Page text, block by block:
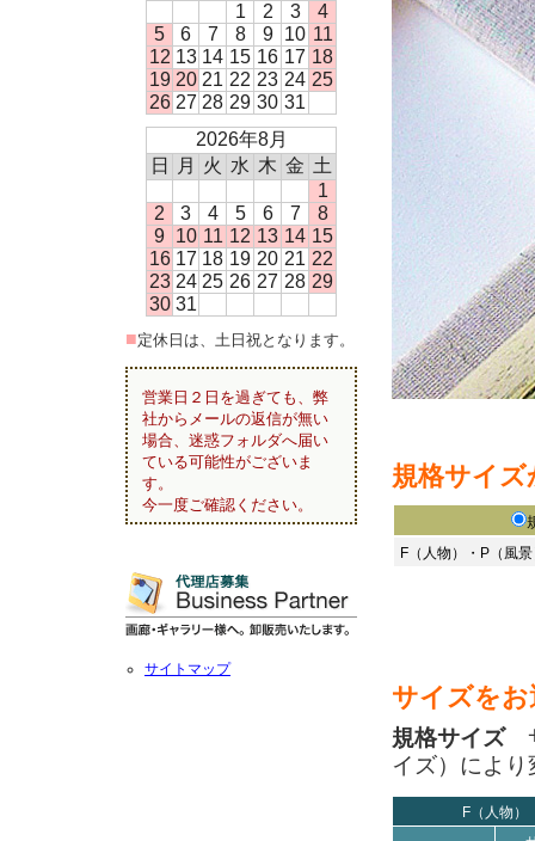
規格サイ
F（人物）・P（風
サイズを
規格サイズサ
イズ）によ
F（人物）
1
2 3
4
5
6 7 8 9 10 11
12 13 14 15 16 17 18
19 20 21 22 23 24 25
26 27 28 29 30 31
2026年8月
日
月 火 水 木 金 土
1
2
3 4 5 6 7
8
9 10 11 12 13 14 15
16 17 18 19 20 21 22
23 24 25 26 27 28 29
30 31
■定休日は、土日祝となります。
営業日２日を過ぎても、弊
社からメールの返信が無い
場合、迷惑フォルダへ届い
ている可能性がございま
す。
今一度ご確認ください。
サイトマップ